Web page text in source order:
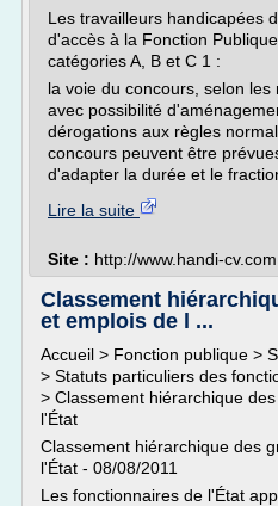
Les travailleurs handicapées
d'accès à la Fonction
catégories A, B et C 1 :
la voie du concours, selon les
avec possibilité
dérogations aux règles
concours peuvent être
d'adapter la durée et le
Lire la suite
Site : http://www.handi-cv.com
Classement
et emplois de l ...
Accueil > Fonction publique >
> Statuts particuliers des
> Classement hiérarchique
l'État
Classement hiérarchique des
l'État - 08/08/2011
Les fonctionnaires de l'État